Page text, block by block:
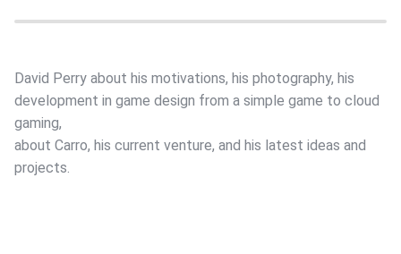
David Perry about his motivations, his photography, his
development in game design from a simple game to cloud
gaming,
about Carro, his current venture, and his latest ideas and
projects.